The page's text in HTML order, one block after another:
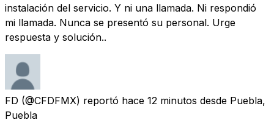
instalación del servicio. Y ni una llamada. Ni respondió
mi llamada. Nunca se presentó su personal. Urge
respuesta y solución..
FD (@CFDFMX) reportó hace 12 minutos desde Puebla,
Puebla